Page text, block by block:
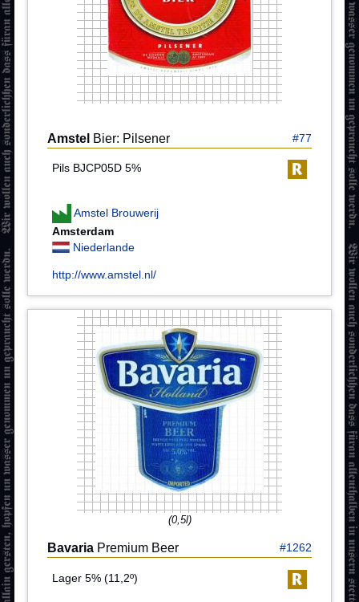
Amstel Bier: Pilsener #77
Pils BJCP05D 5%
Amstel Brouwerij
Amsterdam
Niederlande
http://www.amstel.nl/
(0,5l)
Bavaria Premium Beer #1262
Lager 5% (11,2º)